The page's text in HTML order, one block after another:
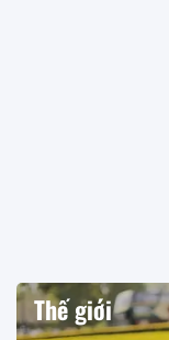
Thế giới